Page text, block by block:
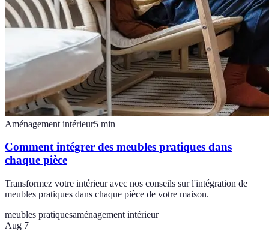
Aménagement intérieur5 min
Comment intégrer des meubles pratiques dans
chaque pièce
Transformez votre intérieur avec nos conseils sur l'intégration de
meubles pratiques dans chaque pièce de votre maison.
meubles pratiquesaménagement intérieur
Aug 7